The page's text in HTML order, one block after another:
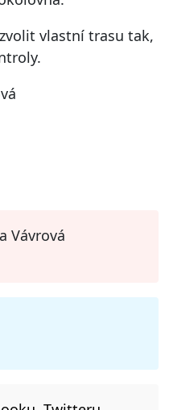
vlastní trasu tak,
Vávrová